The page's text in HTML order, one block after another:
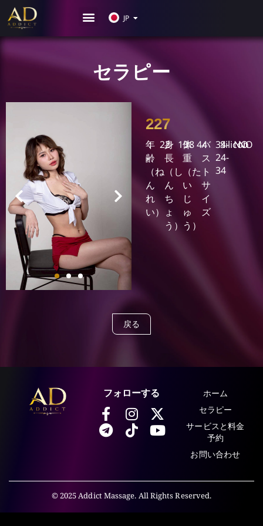
JP
CN
セラピー
227
年
齢
（ね
ん
れ
い）
22
身
長
（し
ん
ち
ょ
う）
158
体
重
（た
い
じ
ゅ
う）
44
バ
ス
ト
サ
イ
ズ
34-
24-
34
Silicon
NO
NO
戻る
フォローする
ホーム
セラピー
サービスと料金
予約
お問い合わせ
© 2025 Addict Massage. All Rights Reserved.